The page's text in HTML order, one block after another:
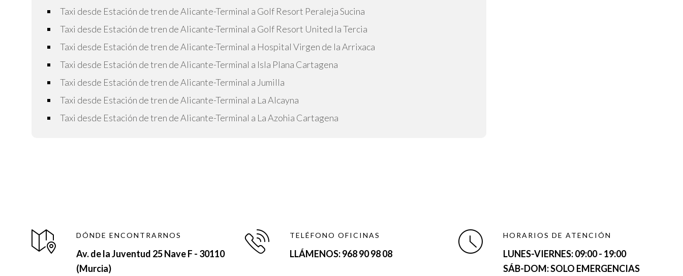
Taxi desde Estación de tren de Alicante-Terminal a Golf Resort Peraleja Sucina
Taxi desde Estación de tren de Alicante-Terminal a Golf Resort United la Tercia
Taxi desde Estación de tren de Alicante-Terminal a Hospital Virgen de la Arrixaca
Taxi desde Estación de tren de Alicante-Terminal a Isla Plana Cartagena
Taxi desde Estación de tren de Alicante-Terminal a Jumilla
Taxi desde Estación de tren de Alicante-Terminal a La Alcayna
Taxi desde Estación de tren de Alicante-Terminal a La Azohia Cartagena
DÓNDE ENCONTRARNOS
Av. de la Juventud 25 Nave F - 30110
(Murcia)
TELÉFONO OFICINAS
LLÁMENOS: 968 90 98 08
HORARIOS DE ATENCIÓN
LUNES-VIERNES:09:00 - 19:00
SÁB-DOM: SOLO EMERGENCIAS